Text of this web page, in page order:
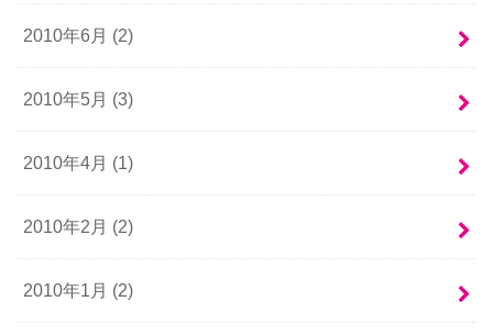
2010年6月 (2)
2010年5月 (3)
2010年4月 (1)
2010年2月 (2)
2010年1月 (2)